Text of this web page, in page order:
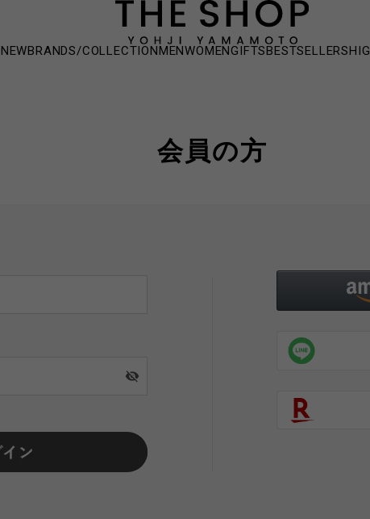
NEWBRANDS/COLLECTIONMENWOMENGIFTSBESTSELLERS
会員の方
visibility_off